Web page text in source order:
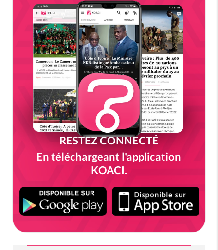
RESTEZ CONNECTÉ
En téléchargeant l'application
KOACI.